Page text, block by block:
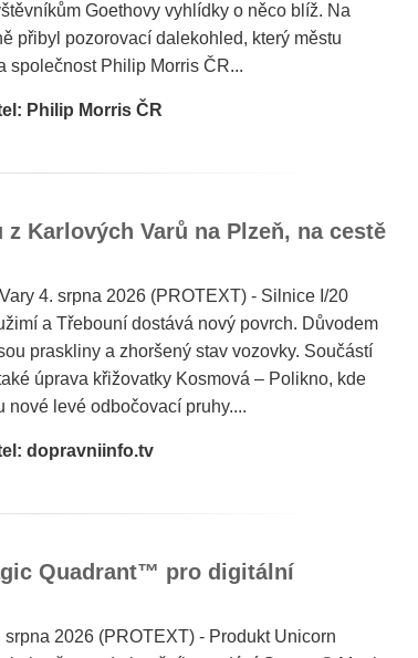
Goethovy vyhlídky o něco blíž. Na
přibyl pozorovací dalekohled, který městu
společnost Philip Morris ČR...
Philip Morris ČR
Karlových Varů na Plzeň, na cestě
4. srpna 2026 (PROTEXT) - Silnice I/20
a Třebouní dostává nový povrch. Důvodem
praskliny a zhoršený stav vozovky. Součástí
úprava křižovatky Kosmová – Polikno, kde
nové levé odbočovací pruhy....
dopravniinfo.tv
Quadrant™ pro digitální
srpna 2026 (PROTEXT) - Produkt Unicorn